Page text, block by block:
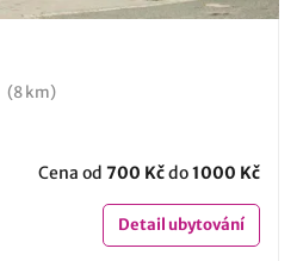
(8 km)
Cena od 700 Kčdo1000 Kč
Detailubytování